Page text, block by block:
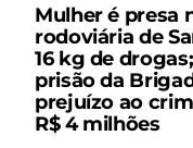
Mulher é presa
rodoviária de
16 kg de
prisão da
prejuízo ao
R$ 4 milhões